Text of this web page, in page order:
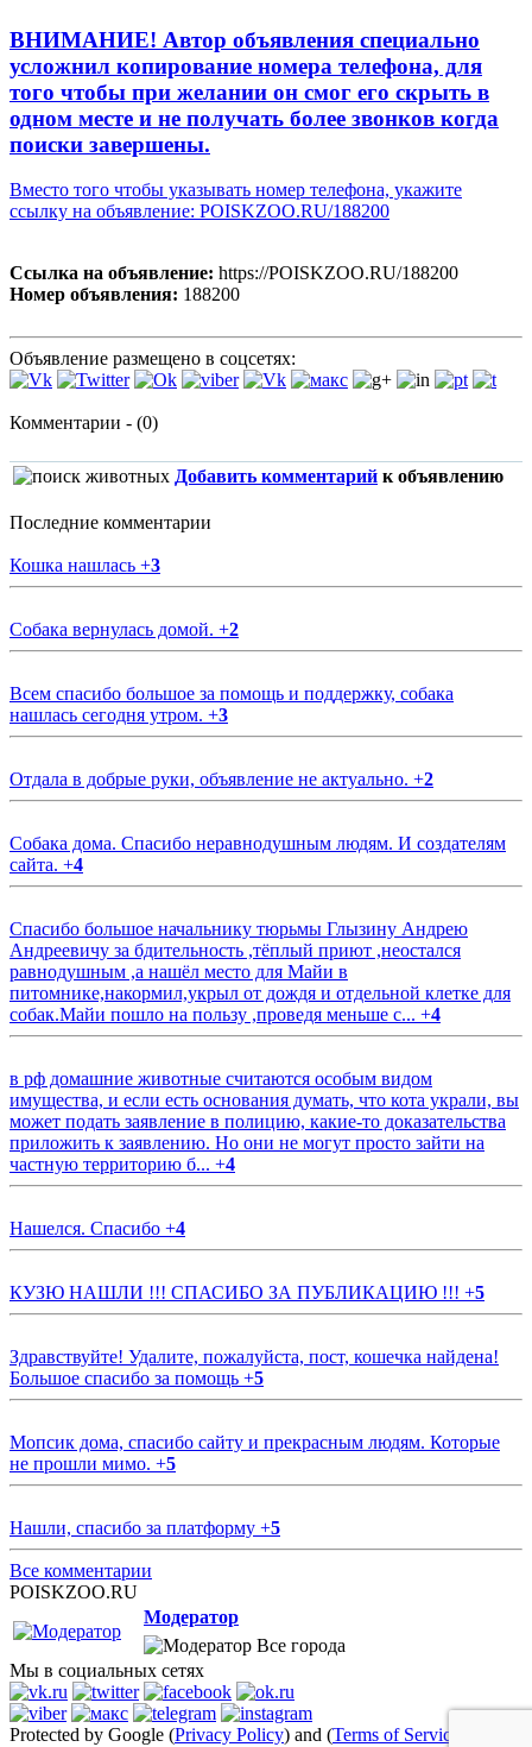
ВНИМАНИЕ! Автор объявления специально
усложнил копирование номера телефона, для
того чтобы при желании он смог его скрыть в
одном месте и не получать более звонков когда
поиски завершены.
Вместо того чтобы указывать номер телефона, укажите
ссылку на объявление: POISKZOO.RU/188200
Ссылка на объявление: https://POISKZOO.RU/188200
Номер объявления: 188200
Объявление размещено в соцсетях:
Комментарии - (0)
Добавить комментарий к объявлению
Последние комментарии
Кошка нашлась +3
Собака вернулась домой. +2
Всем спасибо большое за помощь и поддержку, собака
нашлась сегодня утром. +3
Отдала в добрые руки, объявление не актуально. +2
Собака дома. Спасибо неравнодушным людям. И создателям
сайта. +4
Спасибо большое начальнику тюрьмы Глызину Андрею
Андреевичу за бдительность ,тёплый приют ,неостался
равнодушным ,а нашёл место для Майи в
питомнике,накормил,укрыл от дождя и отдельной клетке для
собак.Майи пошло на пользу ,проведя меньше с... +4
в рф домашние животные считаются особым видом
имущества, и если есть основания думать, что кота украли, вы
может подать заявление в полицию, какие-то доказательства
приложить к заявлению. Но они не могут просто зайти на
частную территорию б... +4
Нашелся. Спасибо +4
КУЗЮ НАШЛИ !!! СПАСИБО ЗА ПУБЛИКАЦИЮ !!! +5
Здравствуйте! Удалите, пожалуйста, пост, кошечка найдена!
Большое спасибо за помощь +5
Мопсик дома, спасибо сайту и прекрасным людям. Которые
не прошли мимо. +5
Нашли, спасибо за платформу +5
Все комментарии
POISKZOO.RU
Модератор
Все города
Мы в социальных сетях
Protected by Google (Privacy Policy) and (Terms of Service